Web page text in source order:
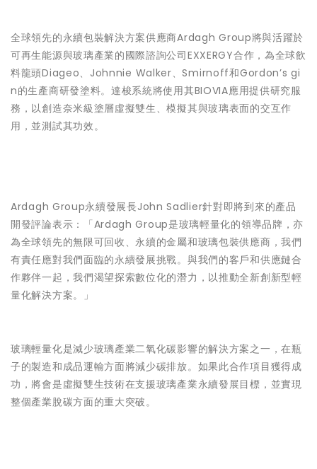
全球領先的永續包裝解決方案供應商Ardagh Group將與活躍於
可再生能源與玻璃產業的國際諮詢公司EXXERGY合作，為全球飲
料龍頭Diageo、Johnnie Walker、Smirnoff和Gordon’s gi
n的生產商研發塗料。達梭系統將使用其BIOVIA應用提供研究服
務，以創造奈米級塗層虛擬雙生、模擬其與玻璃表面的交互作
用，並測試其功效。
Ardagh Group永續發展長John Sadlier針對即將到來的產品
開發評論表示：「Ardagh Group是玻璃輕量化的領導品牌，亦
為全球領先的無限可回收、永續的金屬和玻璃包裝供應商，我們
有責任應對我們面臨的永續發展挑戰。與我們的客戶和供應鏈合
作夥伴一起，我們渴望探索數位化的潛力，以推動全新創新型輕
量化解決方案。」
玻璃輕量化是減少玻璃產業二氧化碳影響的解決方案之一，在瓶
子的製造和成品運輸方面將減少碳排放。如果此合作項目獲得成
功，將會是虛擬雙生技術在支援玻璃產業永續發展目標，並實現
整個產業脫碳方面的重大突破。